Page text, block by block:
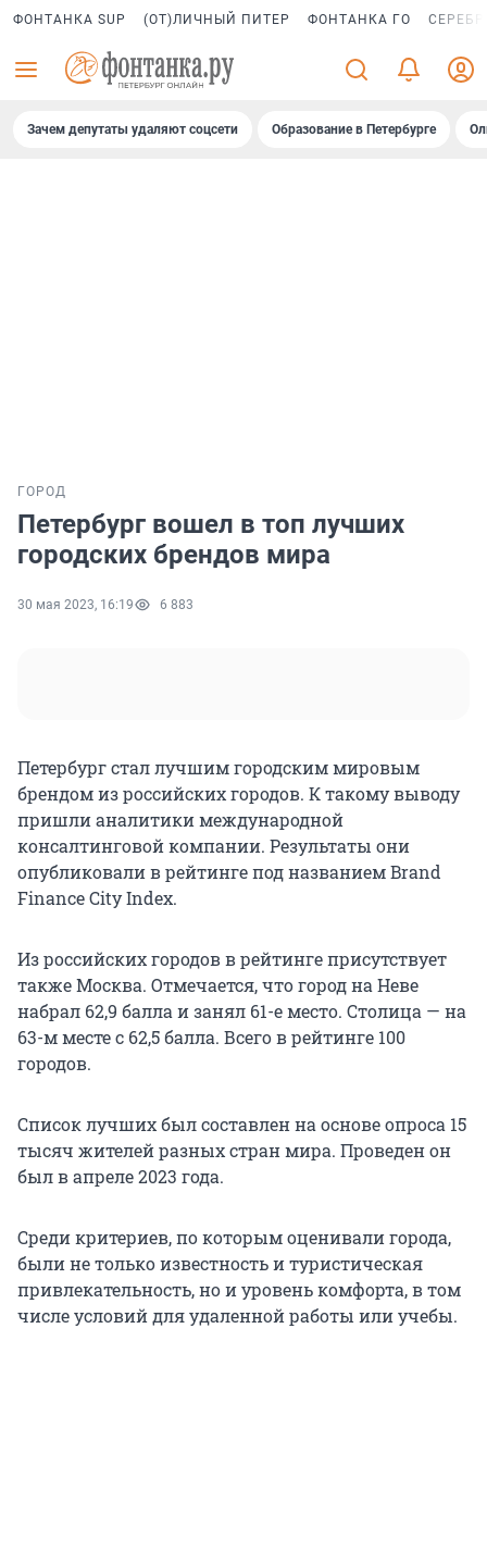
ФОНТАНКА SUP (ОТ)ЛИЧНЫЙ ПИТЕР ФОНТАНКА ГО
Зачем депутаты удаляют соцсети Образование в Петербурге
ГОРОД
Петербург вошел в топ лучших
городских брендов мира
30 мая 2023, 16:19 6 883
Петербург стал лучшим городским мировым
брендом из российских городов. К такому выводу
пришли аналитики международной
консалтинговой компании. Результаты они
опубликовали в рейтинге под названием Brand
Finance City Index.
Из российских городов в рейтинге присутствует
также Москва. Отмечается, что город на Неве
набрал 62,9 балла и занял 61-е место. Столица — на
63-м месте с 62,5 балла. Всего в рейтинге 100
городов.
Список лучших был составлен на основе опроса 15
тысяч жителей разных стран мира. Проведен он
был в апреле 2023 года.
Среди критериев, по которым оценивали города,
были не только известность и туристическая
привлекательность, но и уровень комфорта, в том
числе условий для удаленной работы или учебы.